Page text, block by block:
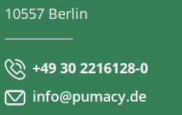
10557 Berlin
+49 30 2216128-0
info@pumacy.de